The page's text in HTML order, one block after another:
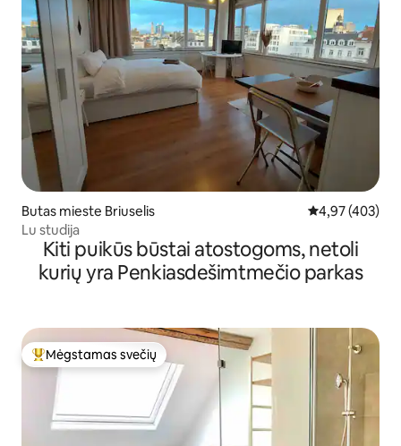
Butas mieste Briuselis Vidutinis
4,97 (403)
Lu studija
Kiti puikūs būstai atostogoms, netoli
kurių yra Penkiasdešimtmečio parkas
Svečių mėgstamiausias
Mėgstamas svečių